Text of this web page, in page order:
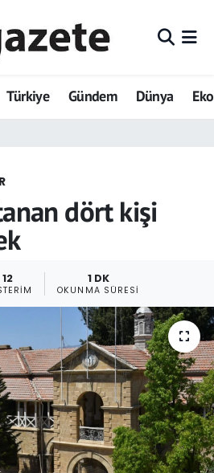
Türkiye Gündem Dünya
dört kişi
12 1 DK
OKUNMA SÜRESI